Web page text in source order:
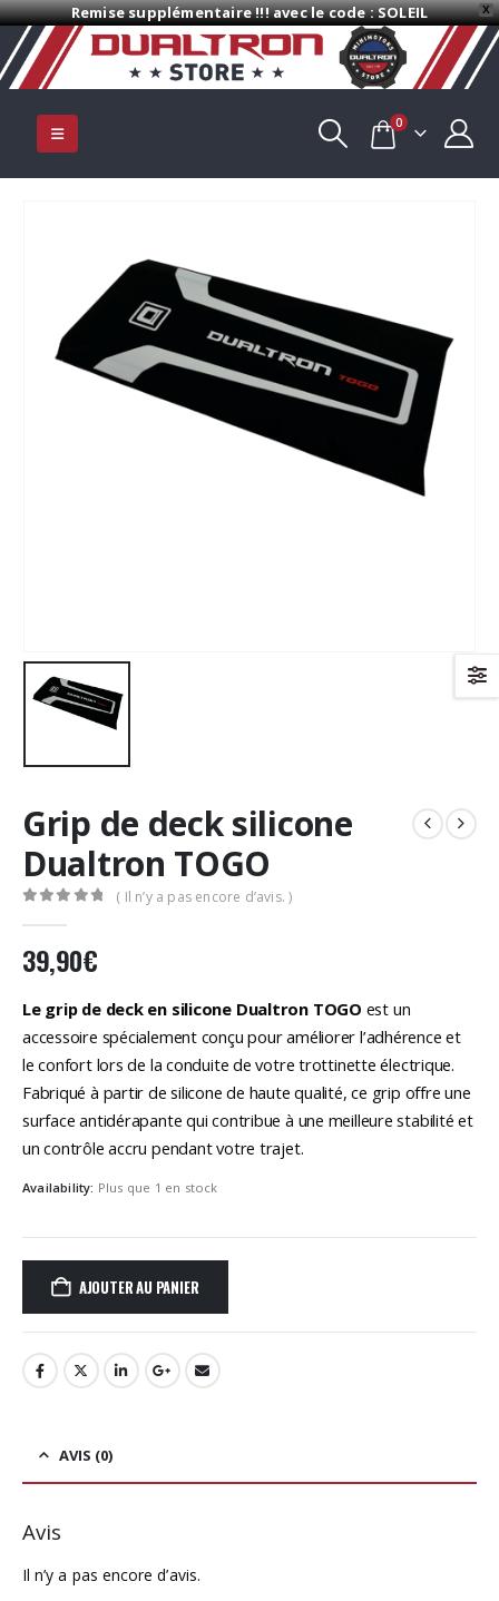
X
Remise supplémentaire !!! avec le code : SOLEIL
0
Grip de deck silicone
Dualtron TOGO
( Il n’y a pas encore d’avis. )
39,90€
Le grip de deck en silicone Dualtron TOGO est un
accessoire spécialement conçu pour améliorer l’adhérence et
le confort lors de la conduite de votre trottinette électrique.
Fabriqué à partir de silicone de haute qualité, ce grip offre une
surface antidérapante qui contribue à une meilleure stabilité et
un contrôle accru pendant votre trajet.
Availability: Plus que 1 en stock
AJOUTER AU PANIER
AVIS (0)
Avis
Il n’y a pas encore d’avis.